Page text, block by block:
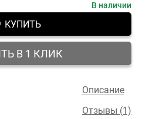
В наличии
КУПИТЬ
В 1 КЛИК
Описание
Отзывы (1)